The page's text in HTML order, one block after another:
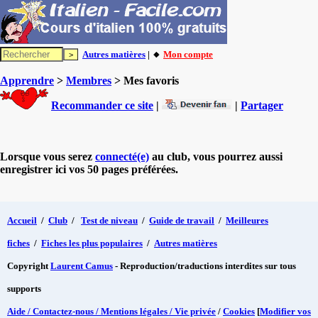
Autres matières | 🔸 Mon compte
Apprendre > Membres > Mes favoris
Recommander ce site | | Partager
Lorsque vous serez connecté(e) au club, vous pourrez aussi
enregistrer ici vos 50 pages préférées.
Accueil / Club / Test de niveau / Guide de travail / Meilleures
fiches / Fiches les plus populaires / Autres matières
CopyrightLaurent Camus - Reproduction/traductions interdites sur tous
supports
Aide / Contactez-nous / Mentions légales / Vie privée / Cookies [Modifier vos